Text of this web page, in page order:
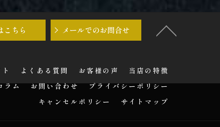
こちら メールでのお問合せ
よくある質問 お客様の声
当店の特徴
ラム お問い合わせ
プライバシーポリシー
キャンセルポリシー
サイトマップ